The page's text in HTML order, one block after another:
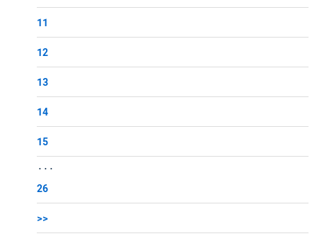
11
12
13
14
15
...
26
>>